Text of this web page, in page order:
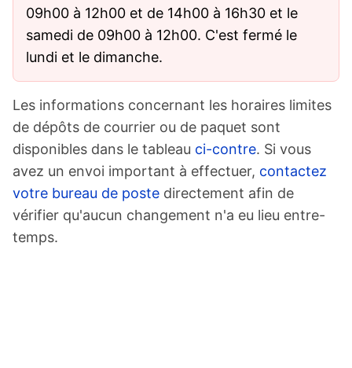
09h00 à 12h00 et de 14h00 à 16h30 et le
samedi de 09h00 à 12h00. C'est fermé le
lundi et le dimanche.
Les informations concernant les horaires limites
de dépôts de courrier ou de paquet sont
disponibles dans le tableau ci-contre. Si vous
avez un envoi important à effectuer, contactez
votre bureau de poste directement afin de
vérifier qu'aucun changement n'a eu lieu entre-
temps.